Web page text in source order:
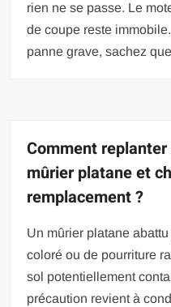
rien ne se passe. Le
de coupe reste
panne grave, sachez que
Comment
mûrier platane et
remplacement ?
Un mûrier platane
coloré ou de pourriture
sol potentiellement
précaution revient à